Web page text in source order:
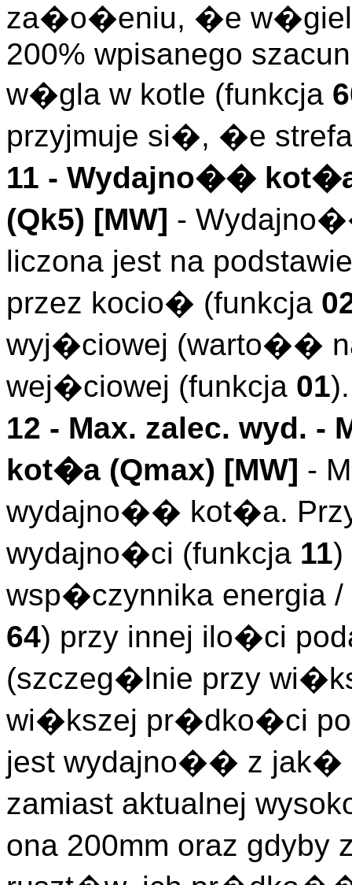
za�o�eniu, �e w�giel
200% wpisanego
w�gla w kotle (funkcja
przyjmuje si�, �e
11 - Wydajno��
(Qk5) [MW] -
liczona jest na
przez kocio� (funkcja
wyj�ciowej (warto��
wej�ciowej (funkcja 01).
12 - Max. zalec. wyd. -
kot�a (Qmax) [MW] -
wydajno�� kot�a.
wydajno�ci (funkcja 11)
wsp�czynnika
64) przy innej ilo�ci
(szczeg�lnie przy
wi�kszej pr�dko�ci
jest wydajno�� z jak�
zamiast aktualnej
ona 200mm oraz